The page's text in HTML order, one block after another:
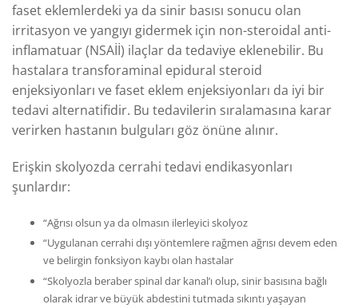
faset eklemlerdeki ya da sinir basısı sonucu olan
irritasyon ve yangıyı gidermek için non-steroidal anti-
inflamatuar (NSAİİ) ilaçlar da tedaviye eklenebilir. Bu
hastalara transforaminal epidural steroid
enjeksiyonları ve faset eklem enjeksiyonları da iyi bir
tedavi alternatifidir. Bu tedavilerin sıralamasına karar
verirken hastanın bulguları göz önüne alınır.
Erişkin skolyozda cerrahi tedavi endikasyonları
şunlardır:
“Ağrısı olsun ya da olmasın ilerleyici skolyoz
“Uygulanan cerrahi dışı yöntemlere rağmen ağrısı devem eden
ve belirgin fonksiyon kaybı olan hastalar
“Skolyozla beraber spinal dar kanal’ı olup, sinir basısına bağlı
olarak idrar ve büyük abdestini tutmada sıkıntı yaşayan